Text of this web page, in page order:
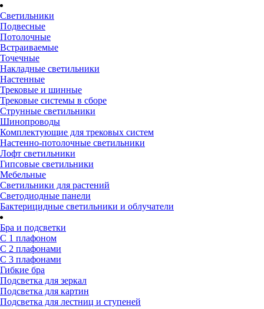
Светильники
Подвесные
Потолочные
Встраиваемые
Точечные
Накладные светильники
Настенные
Трековые и шинные
Трековые системы в сборе
Струнные светильники
Шинопроводы
Комплектующие для трековых систем
Настенно-потолочные светильники
Лофт светильники
Гипсовые светильники
Мебельные
Светильники для растений
Светодиодные панели
Бактерицидные светильники и облучатели
Бра и подсветки
С 1 плафоном
С 2 плафонами
С 3 плафонами
Гибкие бра
Подсветка для зеркал
Подсветка для картин
Подсветка для лестниц и ступеней